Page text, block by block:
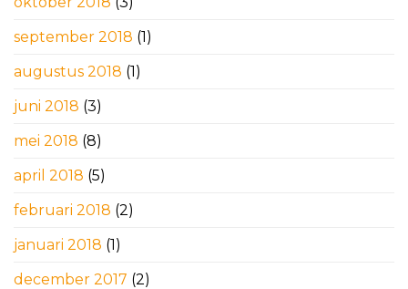
september 2018 (1)
augustus 2018 (1)
juni 2018 (3)
mei 2018 (8)
april 2018 (5)
februari 2018 (2)
januari 2018 (1)
december 2017 (2)